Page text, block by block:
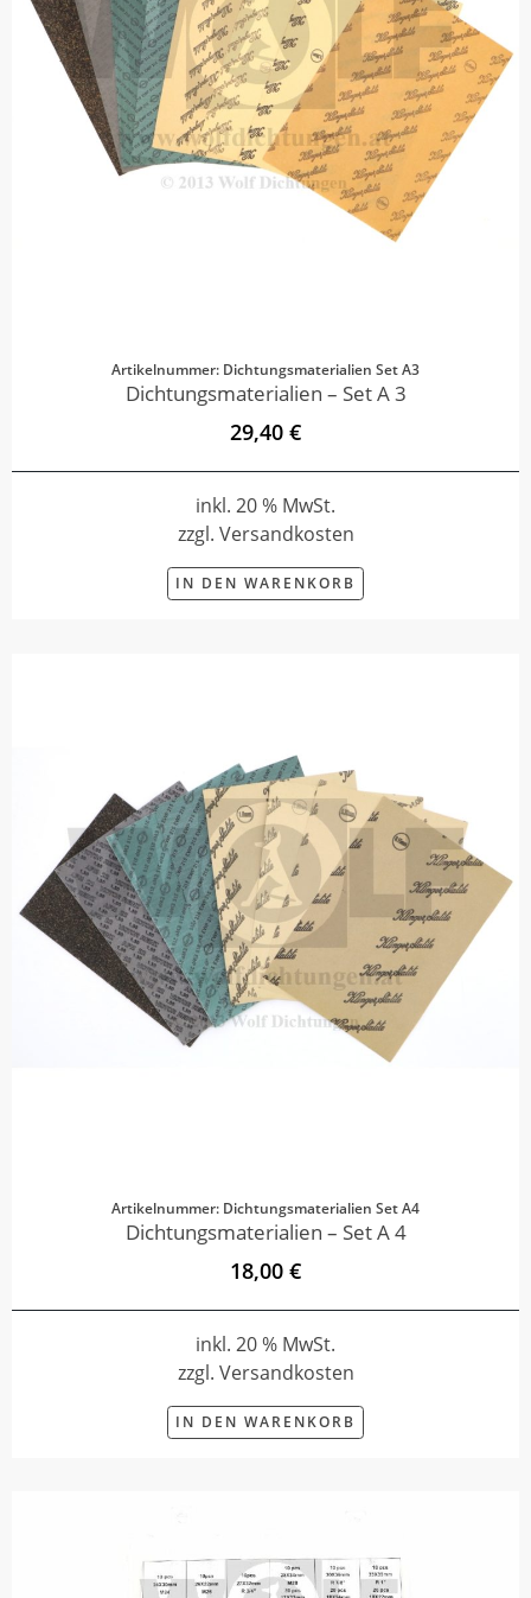
Artikelnummer: Dichtungsmaterialien Set A3
Dichtungsmaterialien – Set A 3
29,40 €
inkl. 20 % MwSt.
zzgl. Versandkosten
IN DEN WARENKORB
Artikelnummer: Dichtungsmaterialien Set A4
Dichtungsmaterialien – Set A 4
18,00 €
inkl. 20 % MwSt.
zzgl. Versandkosten
IN DEN WARENKORB